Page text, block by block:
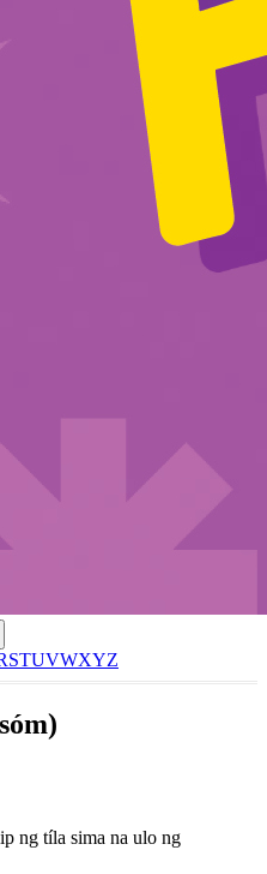
STUVWXYZ
ng tíla sima na ulo ng